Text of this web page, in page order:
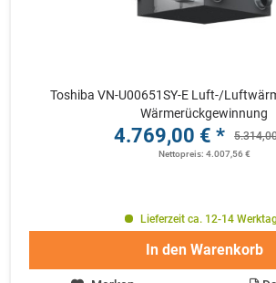
Toshiba VN-U00651SY-E Luft-/
Wärmerückgewinnung
4.769,00 € *
Nettopreis: 4.007,56 €
Lieferzeit ca. 12-14
In den Warenkorb